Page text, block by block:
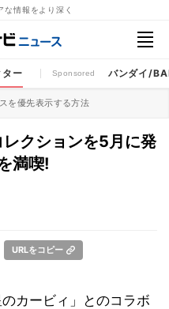
な情報をより深く
ター Sponsored バンダイ/
を優先表示する方法
クションを5月に発
満喫!
URLをコピー
カービィ」とのコラボ